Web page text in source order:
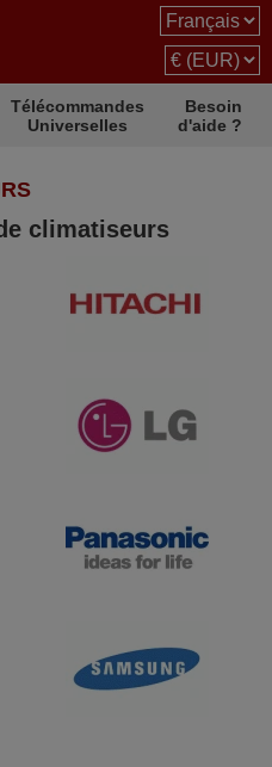
Télécommandes
Universelles
Besoin
d'aide ?
climatiseurs